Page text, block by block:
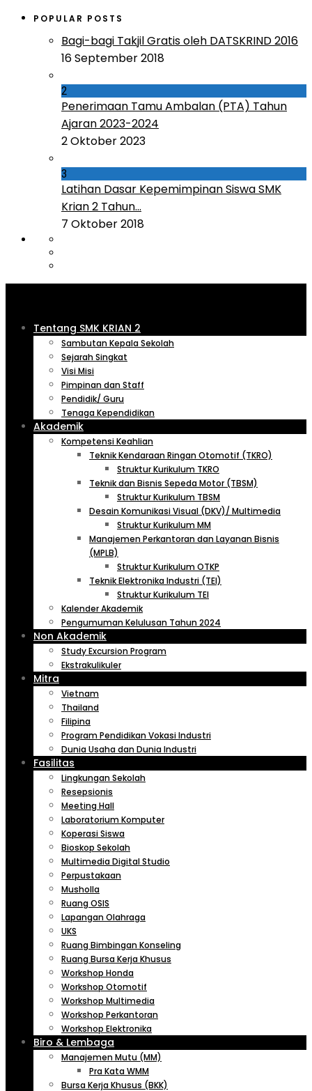
POPULAR POSTS
Bagi-bagi Takjil Gratis oleh DATSKRIND 2016
16 September 2018
2
Penerimaan Tamu Ambalan (PTA) Tahun
Ajaran 2023-2024
2 Oktober 2023
3
Latihan Dasar Kepemimpinan Siswa SMK
Krian 2 Tahun...
7 Oktober 2018
Tentang SMK KRIAN 2
Sambutan Kepala Sekolah
Sejarah Singkat
Visi Misi
Pimpinan dan Staff
Pendidik/ Guru
Tenaga Kependidikan
Akademik
Kompetensi Keahlian
Teknik Kendaraan Ringan Otomotif (TKRO)
Struktur Kurikulum TKRO
Teknik dan Bisnis Sepeda Motor (TBSM)
Struktur Kurikulum TBSM
Desain Komunikasi Visual (DKV)/ Multimedia
Struktur Kurikulum MM
Manajemen Perkantoran dan Layanan Bisnis
(MPLB)
Struktur Kurikulum OTKP
Teknik Elektronika Industri (TEI)
Struktur Kurikulum TEI
Kalender Akademik
Pengumuman Kelulusan Tahun 2024
Non Akademik
Study Excursion Program
Ekstrakulikuler
Mitra
Vietnam
Thailand
Filipina
Program Pendidikan Vokasi Industri
Dunia Usaha dan Dunia Industri
Fasilitas
Lingkungan Sekolah
Resepsionis
Meeting Hall
Laboratorium Komputer
Koperasi Siswa
Bioskop Sekolah
Multimedia Digital Studio
Perpustakaan
Musholla
Ruang OSIS
Lapangan Olahraga
UKS
Ruang Bimbingan Konseling
Ruang Bursa Kerja Khusus
Workshop Honda
Workshop Otomotif
Workshop Multimedia
Workshop Perkantoran
Workshop Elektronika
Biro & Lembaga
Manajemen Mutu (MM)
Pra Kata WMM
Bursa Kerja Khusus (BKK)